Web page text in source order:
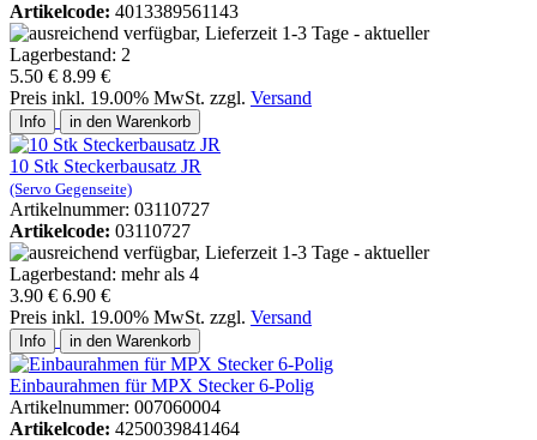
Artikelcode: 4013389561143
5.50 € 8.99 €
Preis inkl. 19.00% MwSt. zzgl. Versand
Info in den Warenkorb
10 Stk Steckerbausatz JR
(Servo Gegenseite)
Artikelnummer: 03110727
Artikelcode: 03110727
3.90 € 6.90 €
Preis inkl. 19.00% MwSt. zzgl. Versand
Info in den Warenkorb
Einbaurahmen für MPX Stecker 6-Polig
Artikelnummer: 007060004
Artikelcode: 4250039841464